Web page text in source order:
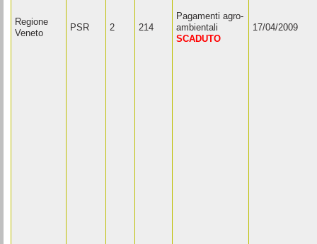
Regione
Veneto
PSR 2 214
Pagamenti agro-
ambientali
SCADUTO
17/04/2009